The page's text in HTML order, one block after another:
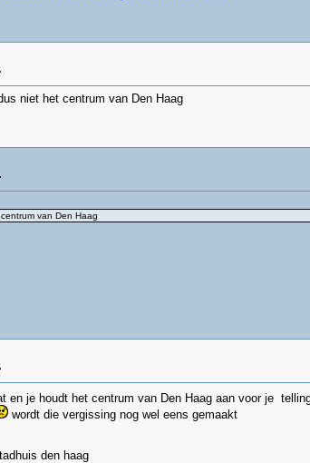
niet het centrum van Den Haag
van Den Haag
en je houdt het centrum van Den Haag aan voor je
wordt die vergissing nog wel eens gemaakt
den haag